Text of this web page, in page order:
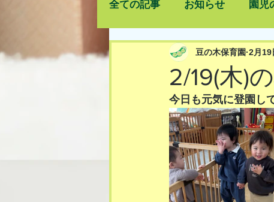
全ての記事 お知らせ 園児
2/19(木)
豆の木保育園 2月19
今日も元気に登園し